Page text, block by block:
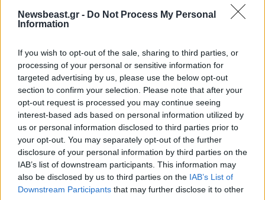
Newsbeast.gr - Do Not Process My Personal
Information
If you wish to opt-out of the sale, sharing to third parties, or
processing of your personal or sensitive information for
targeted advertising by us, please use the below opt-out
section to confirm your selection. Please note that after your
opt-out request is processed you may continue seeing
interest-based ads based on personal information utilized by
us or personal information disclosed to third parties prior to
your opt-out. You may separately opt-out of the further
disclosure of your personal information by third parties on the
IAB’s list of downstream participants. This information may
also be disclosed by us to third parties on the IAB’s List of
Downstream Participants that may further disclose it to other
1968: ΟΡόμπερτ Φ. Κένεντιενταφιάζεται στοΕθνικό